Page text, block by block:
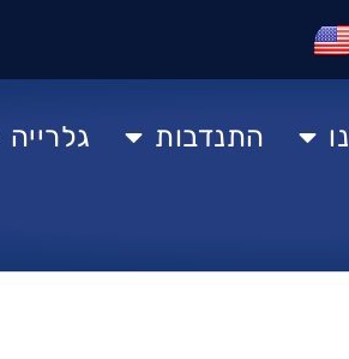
התנדבות גלרייה